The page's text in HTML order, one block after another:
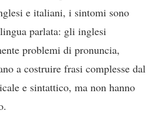
e italiani, i sintomi sono
parlata: gli inglesi
problemi di pronuncia,
a costruire frasi complesse dal
e sintattico, ma non hanno